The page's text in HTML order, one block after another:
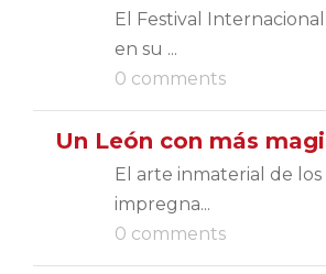
El Festival Internacional
en su ...
0 comments
Un León con más
El arte inmaterial de los
impregna...
0 comments